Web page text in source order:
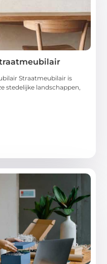
Straatmeubilair is
stedelijke landschappen,